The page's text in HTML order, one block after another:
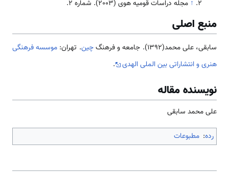
↑ مجله دراسات قومیه هوی (2003). شماره 2.
منبع اصلی
سابقی، علی محمد(1392). جامعه و فرهنگ چین. تهران: موسسه فرهنگی
هنری و انتشاراتی بین الملی الهدی
.
نویسنده مقاله
علی محمد سابقی
رده: مطبوعات